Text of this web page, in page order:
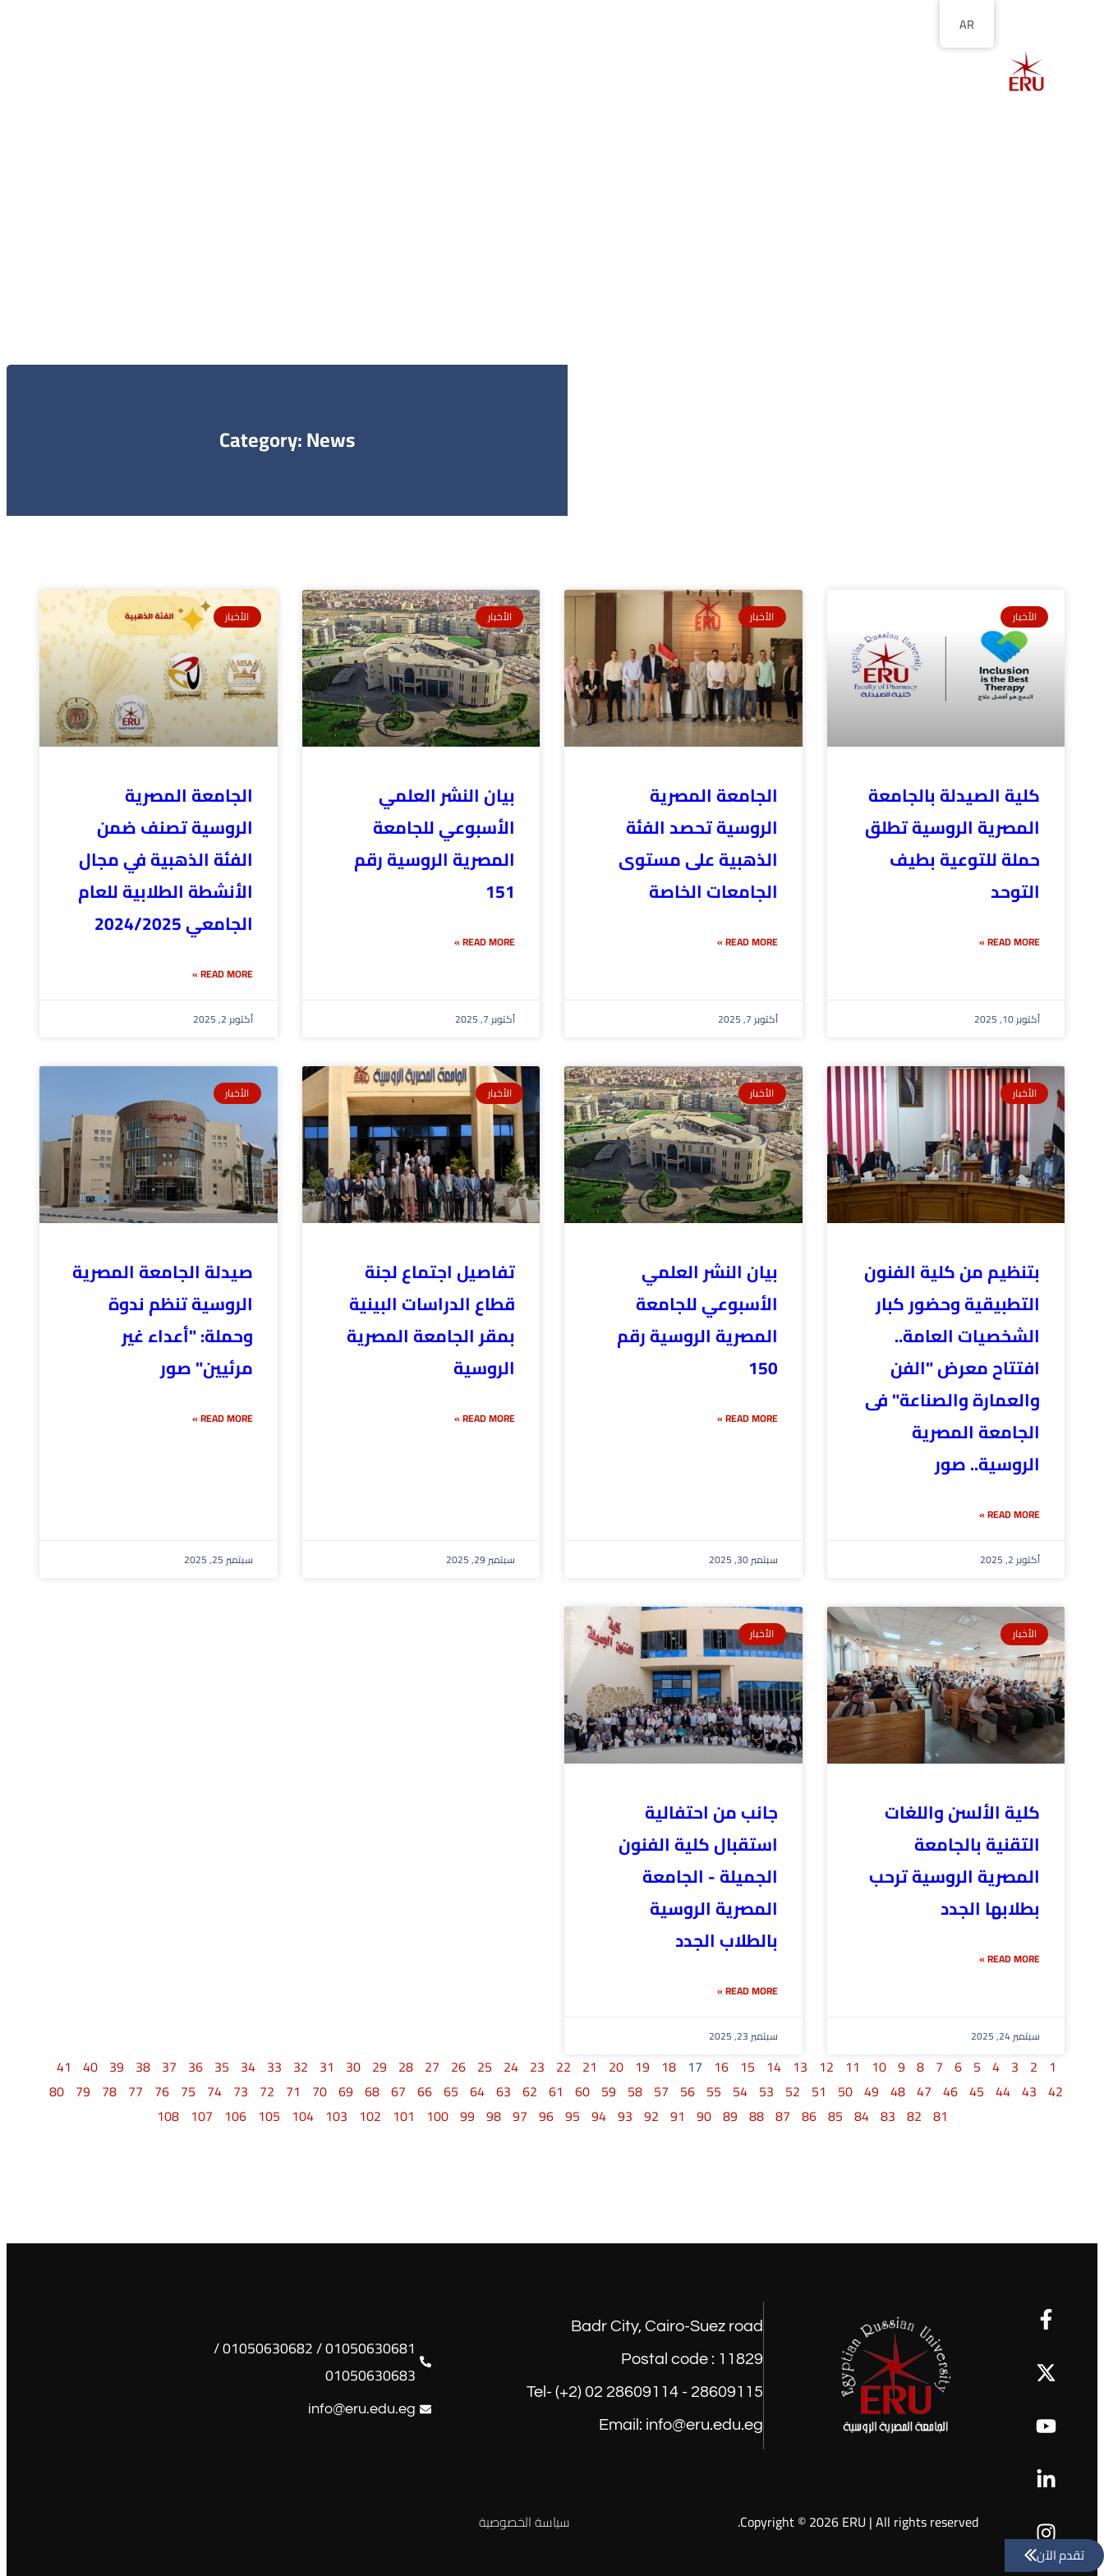
تقدم الآن
Category: News
الأخبار
كلية الصيدلة بالجامعة
المصرية الروسية تطلق
حملة للتوعية بطيف
التوحد
READ MORE »
أكتوبر 10, 2025
الأخبار
الجامعة المصرية
الروسية تحصد الفئة
الذهبية على مستوى
الجامعات الخاصة
READ MORE »
أكتوبر 7, 2025
الأخبار
بيان النشر العلمي
الأسبوعي للجامعة
المصرية الروسية رقم
151
READ MORE »
أكتوبر 7, 2025
الأخبار
الجامعة المصرية
الروسية تصنف ضمن
الفئة الذهبية في مجال
الأنشطة الطلابية للعام
الجامعي 2024/2025
READ MORE »
أكتوبر 2, 2025
الأخبار
بتنظيم من كلية الفنون
التطبيقية وحضور كبار
الشخصيات العامة..
افتتاح معرض "الفن
والعمارة والصناعة" فى
الجامعة المصرية
الروسية.. صور
READ MORE »
أكتوبر 2, 2025
الأخبار
بيان النشر العلمي
الأسبوعي للجامعة
المصرية الروسية رقم
150
READ MORE »
سبتمبر 30, 2025
الأخبار
تفاصيل اجتماع لجنة
قطاع الدراسات البينية
بمقر الجامعة المصرية
الروسية
READ MORE »
سبتمبر 29, 2025
الأخبار
صيدلة الجامعة المصرية
الروسية تنظم ندوة
وحملة: "أعداء غير
مرئيين" صور
READ MORE »
سبتمبر 25, 2025
الأخبار
كلية الألسن واللغات
التقنية بالجامعة
المصرية الروسية ترحب
بطلابها الجدد
READ MORE »
سبتمبر 24, 2025
الأخبار
جانب من احتفالية
استقبال كلية الفنون
الجميلة - الجامعة
المصرية الروسية
بالطلاب الجدد
READ MORE »
سبتمبر 23, 2025
1
2
3
4
5
6
7
8
9
10
11
12
13
14
15
16
17
18
19
20
21
22
23
24
25
26
27
28
29
30
31
32
33
34
35
36
37
38
39
40
41
42
43
44
45
46
47
48
49
50
51
52
53
54
55
56
57
58
59
60
61
62
63
64
65
66
67
68
69
70
71
72
73
74
75
76
77
78
79
80
81
82
83
84
85
86
87
88
89
90
91
92
93
94
95
96
97
98
99
100
101
102
103
104
105
106
107
108
Badr City, Cairo-Suez road
Postal code : 11829
Tel- (+2) 02 28609114 - 28609115
Email: info@eru.edu.eg
01050630681 / 01050630682 /
01050630683
info@eru.edu.eg
Copyright © 2026 ERU | All rights reserved. سياسة الخصوصية
AR